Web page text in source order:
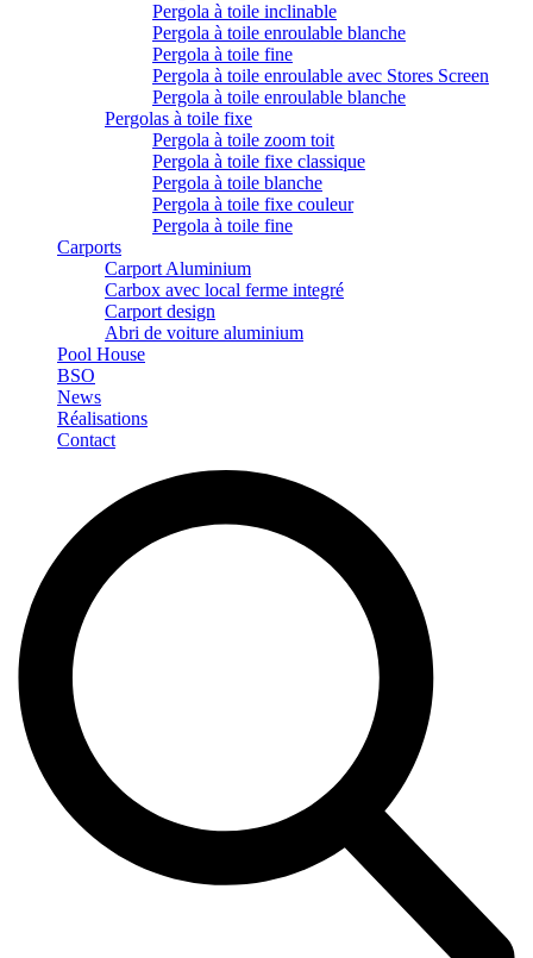
Pergola à toile inclinable
Pergola à toile enroulable blanche
Pergola à toile fine
Pergola à toile enroulable avec Stores Screen
Pergola à toile enroulable blanche
Pergolas à toile fixe
Pergola à toile zoom toit
Pergola à toile fixe classique
Pergola à toile blanche
Pergola à toile fixe couleur
Pergola à toile fine
Carports
Carport Aluminium
Carbox avec local ferme integré
Carport design
Abri de voiture aluminium
Pool House
BSO
News
Réalisations
Contact